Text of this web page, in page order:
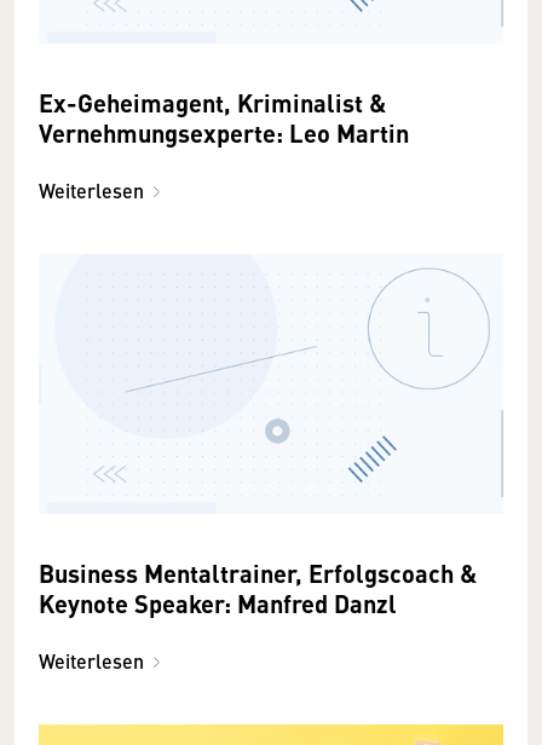
Ex-Geheimagent, Kriminalist &
Vernehmungsexperte: Leo Martin
Weiterlesen
Business Mentaltrainer, Erfolgscoach &
Keynote Speaker: Manfred Danzl
Weiterlesen